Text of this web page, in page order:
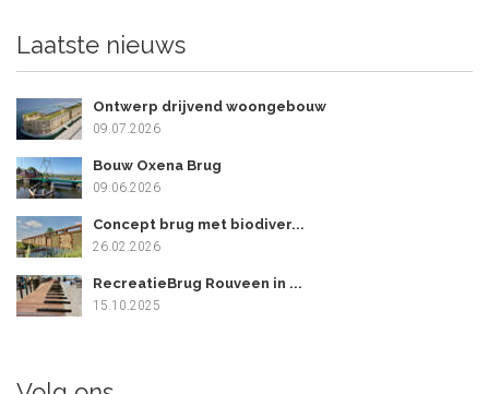
Laatste nieuws
Ontwerp drijvend woongebouw
09.07.2026
Bouw Oxena Brug
09.06.2026
Concept brug met biodiver...
26.02.2026
RecreatieBrug Rouveen in ...
15.10.2025